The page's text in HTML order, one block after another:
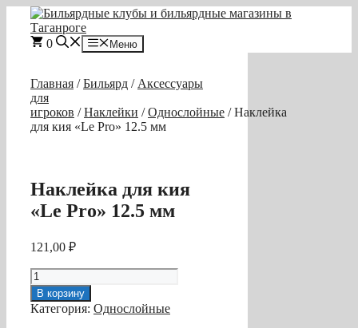
Перейти
содержимому
0 Меню
Главная /Бильярд / Аксессуары
для
игроков /Наклейки /Однослойные / Наклейка
для кия «Le Pro» 12.5 мм
Наклейка для кия
«Le Pro» 12.5 мм
121,00 ₽
Количество
товара
Наклейка
для
В корзину
Категория: Однослойные